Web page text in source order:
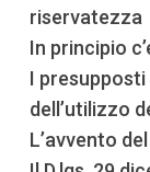
riservatezza
In principio
I presupposti
dell’utilizzo
L’avvento